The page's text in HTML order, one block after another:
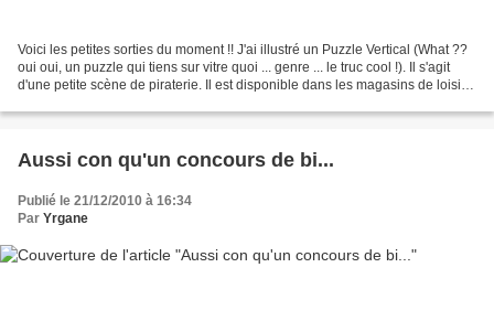
Voici les petites sorties du moment !! J'ai illustré un Puzzle Vertical (What ??
oui oui, un puzzle qui tiens sur vitre quoi ... genre ... le truc cool !). Il s'agit
d'une petite scène de piraterie. Il est disponible dans les magasins de loisirs
Aussi con qu'un concours de bi...
Publié le 21/12/2010 à 16:34
Par Yrgane